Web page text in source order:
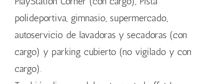
polideportiva, gimnasio, supermercado,
autoservicio de lavadoras y secadoras (con
cargo) y parking cubierto (no vigilado y con
cargo).